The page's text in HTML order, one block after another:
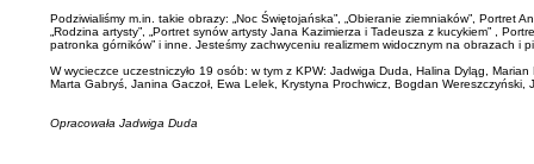
Podziwialiśmy m.in. takie obrazy: „Noc Świętojańska”, „Obieranie ziemniaków”, Portret
„Rodzina artysty”, „Portret synów artysty Jana Kazimierza i Tadeusza z kucykiem” ,
patronka górników” i inne. Jesteśmy zachwyceniu realizmem widocznym na obrazach i
W wycieczce uczestniczyło 19 osób: w tym z KPW: Jadwiga Duda, Halina Dyląg,
Marta Gabryś, Janina Gaczoł, Ewa Lelek, Krystyna Prochwicz, Bogdan
Opracowała Jadwiga Duda